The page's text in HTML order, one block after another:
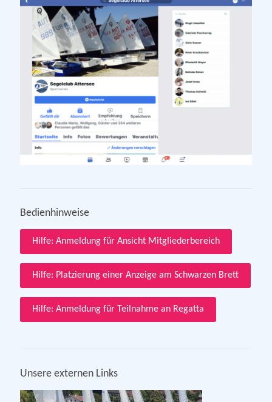
Bedienhinweise
Hilfe: Anmeldung für Ansicht Mitgliederbereich
Hilfe: Platzierung einer Anzeige am Schwarzen Brett
Hilfe: Anmeldung für Teilnahme an Regatta
Unsere externen Links